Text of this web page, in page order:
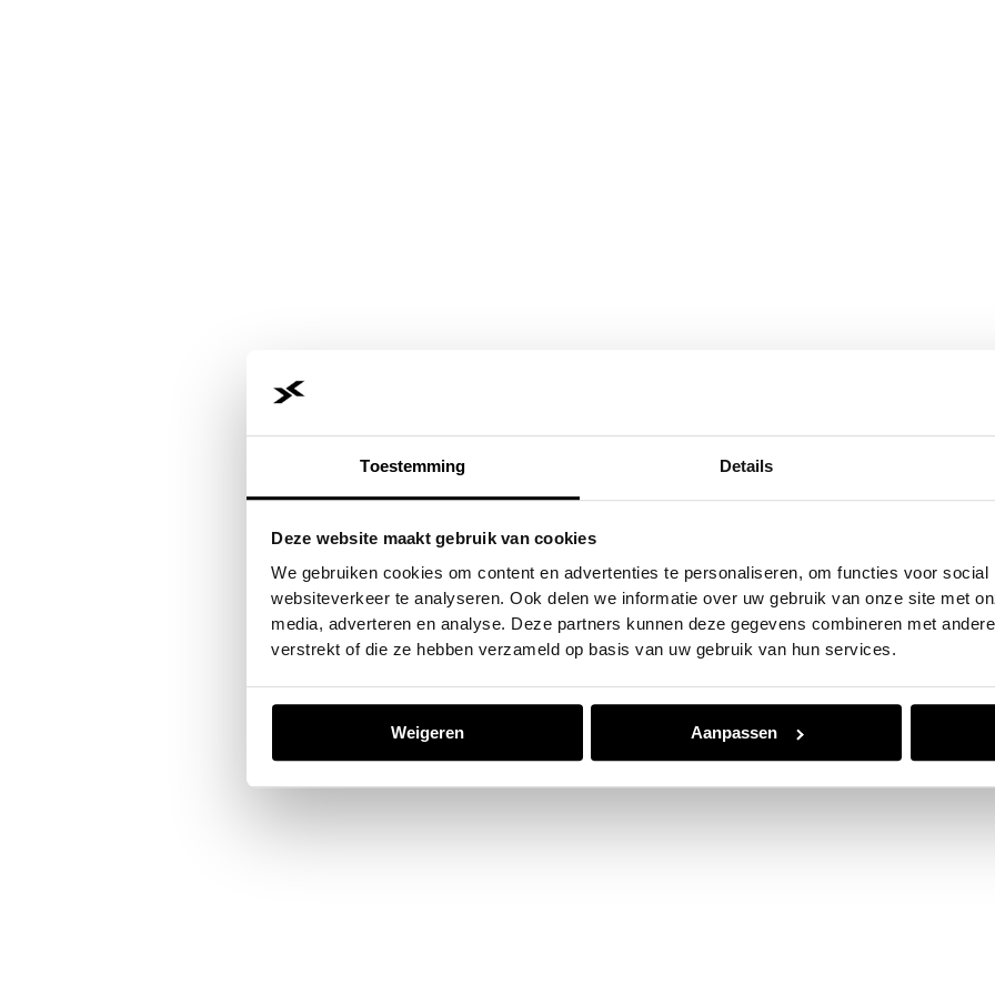
Toestemming Details
Deze website maakt gebruik van cookies
We gebruiken cookies om content en advertenties te personaliseren, om functies voor
websiteverkeer te analyseren. Ook delen we informatie over uw gebruik van onze site met
media, adverteren en analyse. Deze partners kunnen deze gegevens combineren met
verstrekt of die ze hebben verzameld op basis van uw gebruik van hun services.
Weigeren Aanpassen
Application error: aclient-side exception has occurred while loadingwww.jvk.nl(see the